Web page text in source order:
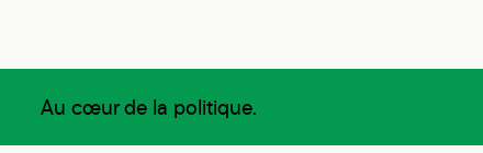
Au cœur de la politique.